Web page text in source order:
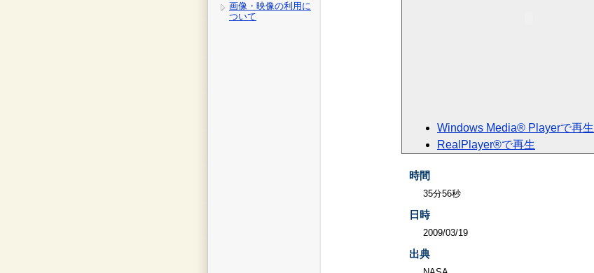
画像・映像の利用に
ついて
Windows Media® Playerで再生
RealPlayer®で再生
時間
35分56秒
日時
2009/03/19
出典